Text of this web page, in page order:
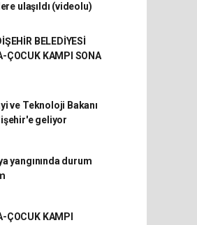
ulaşıldı (videolu)
BELEDİYESİ
ÇOCUK KAMPI SONA
ve Teknoloji Bakanı
geliyor
yangınında durum
ÇOCUK KAMPI